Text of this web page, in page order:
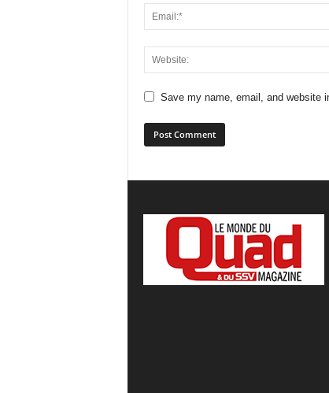
Save my name, email, and website